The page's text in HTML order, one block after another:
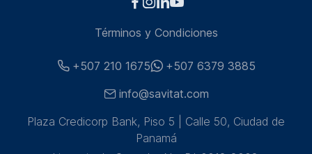
Términos y Condiciones
+507 210 1675
+507 6379 3885
info@savitat.com
Plaza Credicorp Bank, Piso 5 | Calle 50, Ciudad de
Panamá